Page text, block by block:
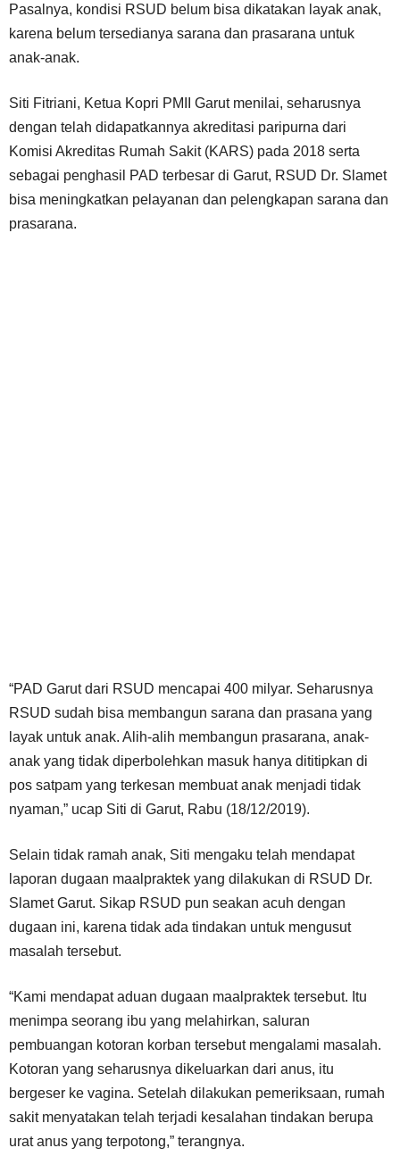
Pasalnya, kondisi RSUD belum bisa dikatakan layak anak,
karena belum tersedianya sarana dan prasarana untuk
anak-anak.
Siti Fitriani, Ketua Kopri PMII Garut menilai, seharusnya
dengan telah didapatkannya akreditasi paripurna dari
Komisi Akreditas Rumah Sakit (KARS) pada 2018 serta
sebagai penghasil PAD terbesar di Garut, RSUD Dr. Slamet
bisa meningkatkan pelayanan dan pelengkapan sarana dan
prasarana.
“PAD Garut dari RSUD mencapai 400 milyar. Seharusnya
RSUD sudah bisa membangun sarana dan prasana yang
layak untuk anak. Alih-alih membangun prasarana, anak-
anak yang tidak diperbolehkan masuk hanya dititipkan di
pos satpam yang terkesan membuat anak menjadi tidak
nyaman,” ucap Siti di Garut, Rabu (18/12/2019).
Selain tidak ramah anak, Siti mengaku telah mendapat
laporan dugaan maalpraktek yang dilakukan di RSUD Dr.
Slamet Garut. Sikap RSUD pun seakan acuh dengan
dugaan ini, karena tidak ada tindakan untuk mengusut
masalah tersebut.
“Kami mendapat aduan dugaan maalpraktek tersebut. Itu
menimpa seorang ibu yang melahirkan, saluran
pembuangan kotoran korban tersebut mengalami masalah.
Kotoran yang seharusnya dikeluarkan dari anus, itu
bergeser ke vagina. Setelah dilakukan pemeriksaan, rumah
sakit menyatakan telah terjadi kesalahan tindakan berupa
urat anus yang terpotong,” terangnya.